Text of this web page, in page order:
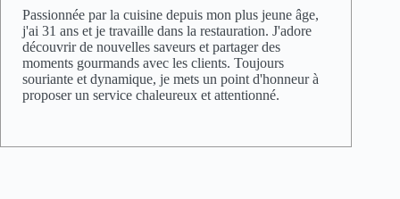
Passionnée par la cuisine depuis mon plus jeune âge,
j'ai 31 ans et je travaille dans la restauration. J'adore
découvrir de nouvelles saveurs et partager des
moments gourmands avec les clients. Toujours
souriante et dynamique, je mets un point d'honneur à
proposer un service chaleureux et attentionné.